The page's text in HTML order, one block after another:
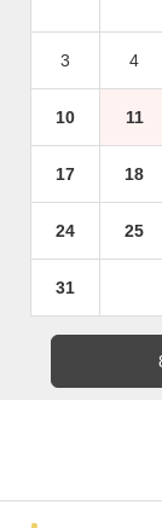
3 4
10 11
17 18
24 25
31